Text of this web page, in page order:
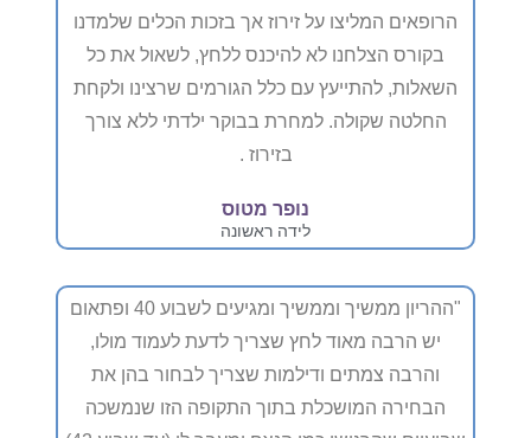
הרופאים המליצו על זירוז אך בזכות הכלים שלמדנו
בקורס הצלחנו לא להיכנס ללחץ, לשאול את כל
השאלות, להתייעץ עם כלל הגורמים שרצינו ולקחת
החלטה שקולה. למחרת בבוקר ילדתי ללא צורך
בזירוז .
נופר מטוס
לידה ראשונה
"ההריון ממשיך וממשיך ומגיעים לשבוע 40 ופתאום
יש הרבה מאוד לחץ שצריך לדעת לעמוד מולו,
והרבה צמתים ודילמות שצריך לבחור בהן את
הבחירה המושכלת בתוך התקופה הזו שנמשכה